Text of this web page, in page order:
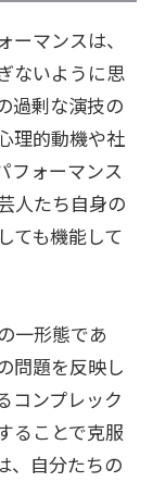
マンスは、
ないように思
過剰な演技の
理的動機や社
フォーマンス
人たち自身の
ても機能して
一形態であ
問題を反映し
コンプレック
ることで克服
、自分たちの